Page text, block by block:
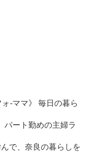
-ママ》 毎日の暮ら
パート勤めの主婦ラ
で、奈良の暮らしを